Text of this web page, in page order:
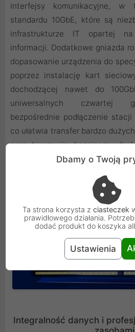
interfejsy komunikacyjne, w
standardu 10GbE, które są
infrastrukturze IT opartej na
informacji. Dodatkowe gniazda
dopasowanie urządzenia do
poprzez instalację kart
dochodzącej nawet do
uniwersalnych czwartej
bezpośrednie podłączenie
co ułatwia transfer bardzo
oraz tworzenie bezpiecznych
obciążania lokalnej sieci
Integralność danych i
Dbamy o Twoją
Ta strona korzysta z ciasteczek
prawidłowego działania.
dodać produkt do koszyka
Ustawienia